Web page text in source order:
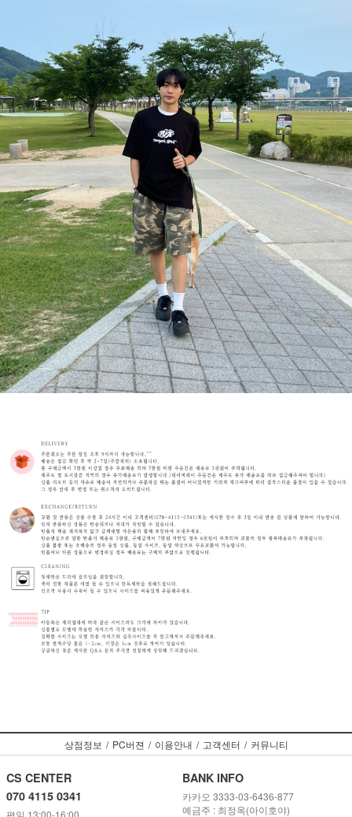
상점정보 / PC버젼 / 이용안내 / 고객센터 / 커뮤니티
CS CENTER
070 4115 0341
평일 13:00-16:00
BANK INFO
카카오 3333-03-6436-877
예금주 : 최정옥(아이호야)